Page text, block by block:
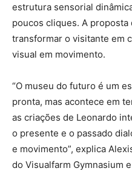
estrutura sensorial
poucos cliques. A proposta
transformar o visitante em
visual em movimento.
“O museu do futuro é um
pronta, mas acontece em
as criações de Leonardo
o presente e o passado
e movimento”, explica
do Visualfarm Gymnasium